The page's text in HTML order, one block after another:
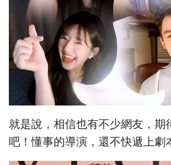
就是說，相信也有不少網友，期
吧！懂事的導演，還不快遞上劇